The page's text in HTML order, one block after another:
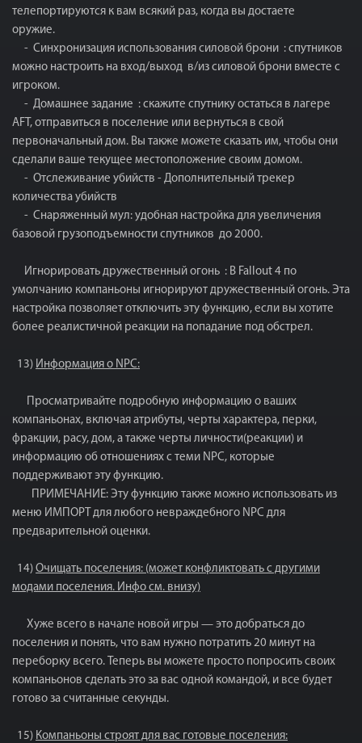
телепортируются к вам всякий раз, когда вы достаете
оружие.
- Синхронизация использования силовой брони : спутников
можно настроить на вход/выход в/из силовой брони вместе с
игроком.
- Домашнее задание : скажите спутнику остаться в лагере
AFT, отправиться в поселение или вернуться в свой
первоначальный дом. Вы также можете сказать им, чтобы они
сделали ваше текущее местоположение своим домом.
- Отслеживание убийств - Дополнительный трекер
количества убийств
- Снаряженный мул: удобная настройка для увеличения
базовой грузоподъемности спутников до 2000.
Игнорировать дружественный огонь : В Fallout 4 по
умолчанию компаньоны игнорируют дружественный огонь. Эта
настройка позволяет отключить эту функцию, если вы хотите
более реалистичной реакции на попадание под обстрел.
13) Информация о NPC:
Просматривайте подробную информацию о ваших
компаньонах, включая атрибуты, черты характера, перки,
фракции, расу, дом, а также черты личности(реакции) и
информацию об отношениях с теми NPC, которые
поддерживают эту функцию.
ПРИМЕЧАНИЕ: Эту функцию также можно использовать из
меню ИМПОРТ для любого невраждебного NPC для
предварительной оценки.
14) Очищать поселения: (может конфликтовать с другими
модами поселения. Инфо см. внизу)
Хуже всего в начале новой игры — это добраться до
поселения и понять, что вам нужно потратить 20 минут на
переборку всего. Теперь вы можете просто попросить своих
компаньонов сделать это за вас одной командой, и все будет
готово за считанные секунды.
15) Компаньоны строят для вас готовые поселения: